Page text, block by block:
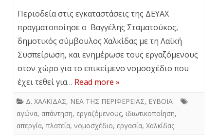
Περιοδεία στις εγκαταστάσεις της ΔΕΥΑΧ
πραγματοποίησε ο Βαγγέλης Σταματούκος,
δημοτικός σύμβουλος Χαλκίδας με τη Λαϊκή
Συσπείρωση, και ενημέρωσε τους εργαζόμενους
στον χώρο για το επικείμενο νομοσχέδιο που
έχει τεθεί για… Read more »
Δ. ΧΑΛΚΙΔΑΣ, ΝΕΑ ΤΗΣ ΠΕΡΙΦΕΡΕΙΑΣ, ΕΥΒΟΙΑ
αγώνα, απάντηση, εργαζόμενους, ιδιωτικοποίηση,
απεργία, πλατεία, νομοσχέδιο, εργασία, Χαλκίδας